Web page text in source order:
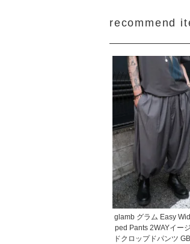
recommend
glamb グラム Easy
ped Pants 2WAYイー
ドクロップドパンツ